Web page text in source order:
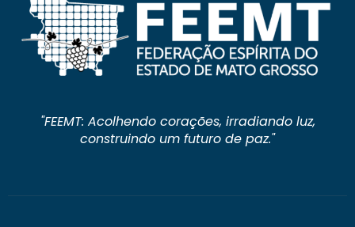
"FEEMT: Acolhendo corações, irradiando luz,
construindo um futuro de paz."